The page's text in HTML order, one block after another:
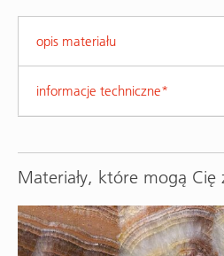
opis materiału
informacje techniczne*
Materiały, które mogą Cię